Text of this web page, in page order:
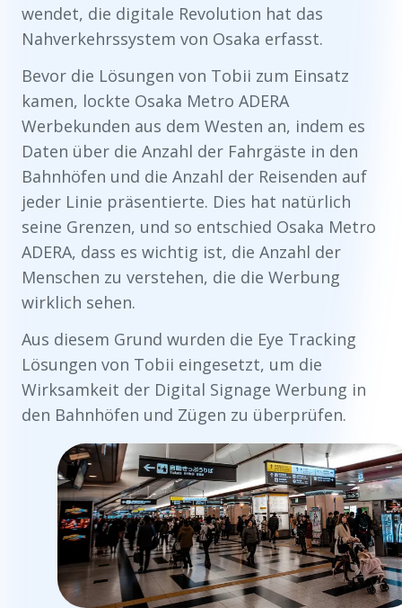
wendet, die digitale Revolution hat das
Nahverkehrssystem von Osaka erfasst.
Bevor die Lösungen von Tobii zum Einsatz
kamen, lockte Osaka Metro ADERA
Werbekunden aus dem Westen an, indem es
Daten über die Anzahl der Fahrgäste in den
Bahnhöfen und die Anzahl der Reisenden auf
jeder Linie präsentierte. Dies hat natürlich
seine Grenzen, und so entschied Osaka Metro
ADERA, dass es wichtig ist, die Anzahl der
Menschen zu verstehen, die die Werbung
wirklich sehen.
Aus diesem Grund wurden die Eye Tracking
Lösungen von Tobii eingesetzt, um die
Wirksamkeit der Digital Signage Werbung in
den Bahnhöfen und Zügen zu überprüfen.